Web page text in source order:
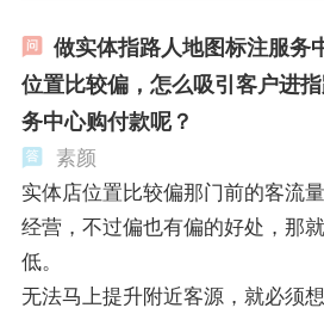
做实体指路人地图标注服务
位置比较偏，怎么吸引客户进
务中心购付款呢？
素颜
实体店位置比较偏那门前的客流
经营，不过偏也有偏的好处，那
低。
无法马上提升附近客源，就必须